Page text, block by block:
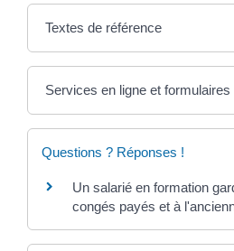
Textes de référence
Services en ligne et formulaires
Questions ? Réponses !
Un salarié en formation
congés payés et à